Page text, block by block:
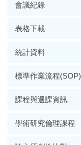
會議紀錄
表格下載
統計資料
標準作業流程(SOP)
課程與選課資訊
學術研究倫理課程